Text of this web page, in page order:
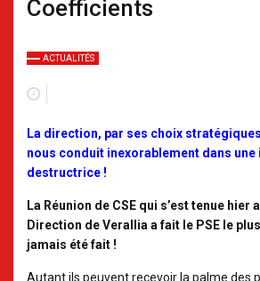
Coefficients
ACTUALITÉS
La direction, par ses choix
nous conduit inexorablement dans une
destructrice !
La Réunion de CSE qui s’est tenue hier
Direction de Verallia a fait le PSE le
jamais été fait !
Autant ils peuvent recevoir la palme des